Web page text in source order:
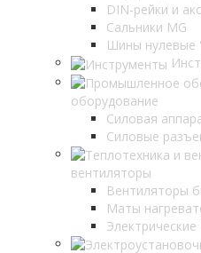
DIN-рейки и
Сальники MG
Шины нулевые
оборудование
Силовая
Силовые
вентиляторы
Вентиляторы
Маты